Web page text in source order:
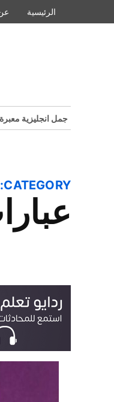
to
الرئيسية
جمل انجليزية معبرة
CATEGORY: